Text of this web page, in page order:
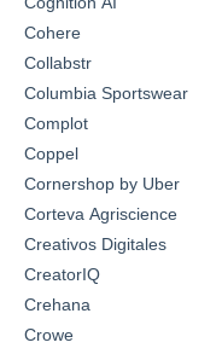
Cohere
Collabstr
Columbia Sportswear
Complot
Coppel
Cornershop by Uber
Corteva Agriscience
Creativos Digitales
CreatorIQ
Crehana
Crowe